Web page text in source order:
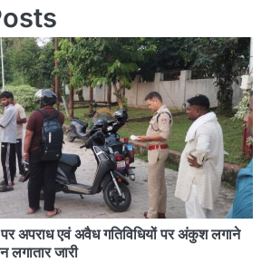
अपराध एवं अवैध गतिविधियों पर अंकुश लगाने
जारी